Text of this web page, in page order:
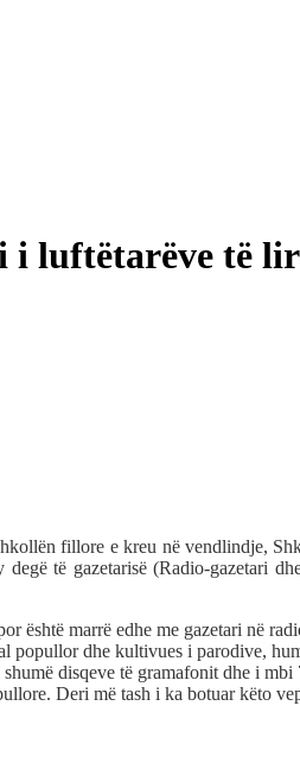
luftëtarëve të
fillore e kreu në vendlindje,
të gazetarisë (Radio-gazetari
është marrë edhe me gazetari në
popullor dhe kultivues i parodive,
disqeve të gramafonit dhe i
Deri më tash i ka botuar këto